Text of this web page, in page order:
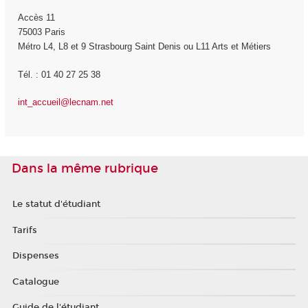
Accès 11
75003 Paris
Métro L4, L8 et 9 Strasbourg Saint Denis ou L11 Arts et Métiers
Tél. : 01 40 27 25 38
int_accueil@lecnam.net
Dans la même rubrique
Le statut d'étudiant
Tarifs
Dispenses
Catalogue